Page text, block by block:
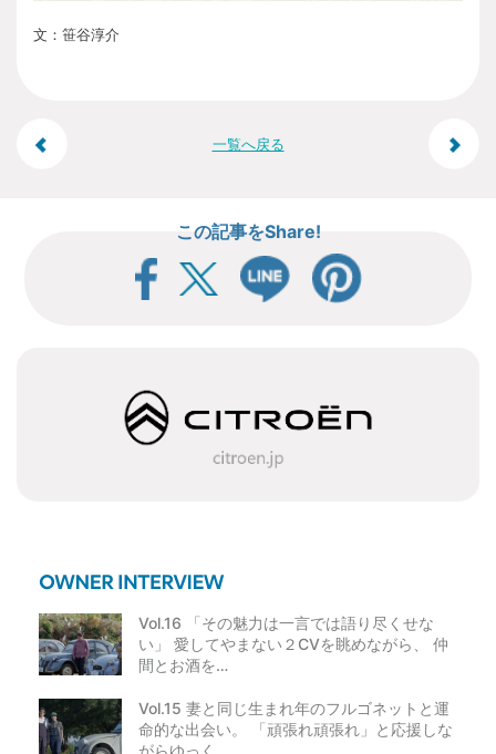
文：笹谷淳介
投
一覧へ戻る
この記事をShare!
Vol.16 「その魅力は一言では語り尽くせな
い」 愛してやまない２CVを眺めながら、 仲
間とお酒を…
Vol.15 妻と同じ生まれ年のフルゴネットと運
命的な出会い。 「頑張れ頑張れ」と応援しな
がらゆっく…